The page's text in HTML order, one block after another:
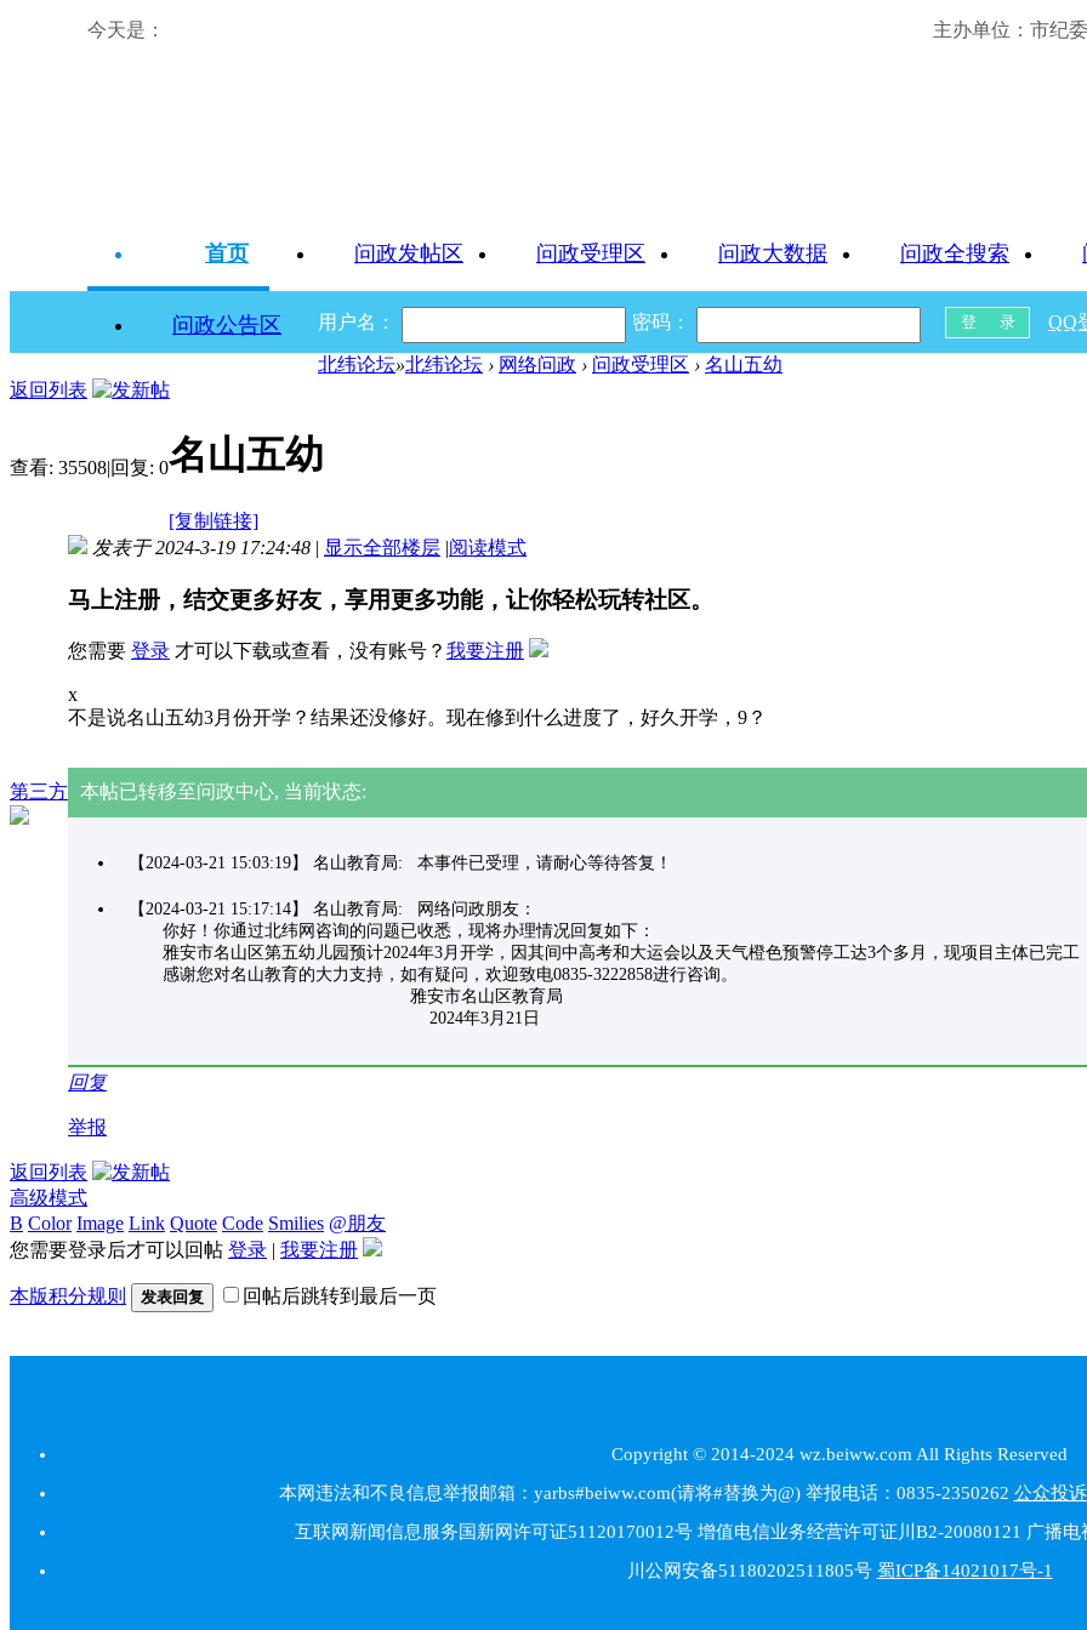
今天是： 主办单位：市纪
首页 问政发帖区 问政受理区 问政大数据 问政全搜索
问政公告区 用户名： 密码： QQ
北纬论坛»北纬论坛 › 网络问政 › 问政受理区 › 名山五幼
返回列表
查看: 35508|回复: 0名山五幼
[复制链接]
第三方
发表于 2024-3-19 17:24:48 | 显示全部楼层 |阅读模式
马上注册，结交更多好友，享用更多功能，让你轻松玩转社区。
您需要 登录 才可以下载或查看，没有账号？ 我要注册
x
不是说名山五幼3月份开学？结果还没修好。现在修到什么进度了，好久开学，9？
本帖已转移至问政中心, 当前状态:
【2024-03-21 15:03:19】 名山教育局: 本事件已受理，请耐心等待答复！
【2024-03-21 15:17:14】 名山教育局: 网络问政朋友：
你好！你通过北纬网咨询的问题已收悉，现将办理情况回复如下：
雅安市名山区第五幼儿园预计2024年3月开学，因其间中高考和大运会以及天气橙色预警停工达3个多月，现项目主体已完工
感谢您对名山教育的大力支持，如有疑问，欢迎致电0835-3222858进行咨询。
雅安市名山区教育局
2024年3月21日
回复
举报
返回列表
高级模式
B Color Image Link Quote Code Smilies @朋友
您需要登录后才可以回帖 登录 | 我要注册
本版积分规则 发表回复 回帖后跳转到最后一页
Copyright © 2014-2024 wz.beiww.com All Rights Reserved
本网违法和不良信息举报邮箱：yarbs#beiww.com(请将#替换为@) 举报电话：0835-2350262 公众投
互联网新闻信息服务国新网许可证51120170012号 增值电信业务经营许可证川B2-20080121 广播
川公网安备51180202511805号 蜀ICP备14021017号-1